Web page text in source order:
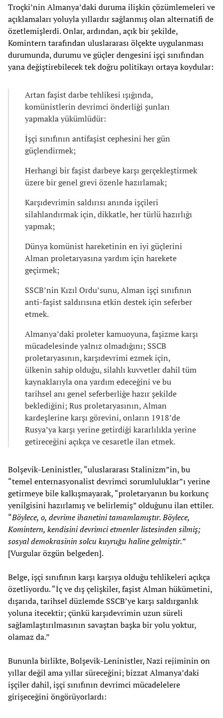
Troçki’nin Almanya’daki duruma ilişkin çözümlemeleri ve
açıklamaları yoluyla yıllardır sağlanmış olan alternatifi de
özetlemişlerdi. Onlar, ardından, açık bir şekilde,
Komintern tarafından uluslararası ölçekte uygulanması
durumunda, durumu ve güçler dengesini işçi sınıfından
yana değiştirebilecek tek doğru politikayı ortaya koydular:
Artan faşist darbe tehlikesi ışığında,
komünistlerin devrimci önderliği şunları
yapmakla yükümlüdür:
İşçi sınıfının antifaşist cephesini her gün
güçlendirmek;
Herhangi bir faşist darbeye karşı gerçekleştirmek
üzere bir genel grevi özenle hazırlamak;
Karşıdevrimin saldırısı anında işçileri
silahlandırmak için, dikkatle, her türlü hazırlığı
yapmak;
Dünya komünist hareketinin en iyi güçlerini
Alman proletaryasına yardım için harekete
geçirmek;
SSCB’nin Kızıl Ordu’sunu, Alman işçi sınıfının
anti-faşist saldırısına etkin destek için seferber
etmek.
Almanya’daki proleter kamuoyuna, faşizme karşı
mücadelesinde yalnız olmadığını; SSCB
proletaryasının, karşıdevrimi ezmek için,
ülkenin sahip olduğu, silahlı kuvvetler dahil tüm
kaynaklarıyla ona yardım edeceğini ve bu
tarihsel anı genel seferberliğe hazır şekilde
beklediğini; Rus proletaryasının, Alman
kardeşlerine karşı görevini, onların 1918’de
Rusya’ya karşı yerine getirdiği kararlılıkla yerine
getireceğini açıkça ve cesaretle ilan etmek.
Bolşevik-Leninistler, “uluslararası Stalinizm”in, bu
“temel enternasyonalist devrimci sorumluluklar”ı yerine
getirmeye bile kalkışmayarak, “proletaryanın bu korkunç
yenilgisini hazırlamış ve belirlemiş” olduğunu ilan ettiler.
“Böylece, o, devrime ihanetini tamamlamıştır. Böylece,
Komintern, kendisini devrimci etmenler listesinden silmiş;
sosyal demokrasinin solcu kuyruğu haline gelmiştir.”
[Vurgular özgün belgeden].
Belge, işçi sınıfının karşı karşıya olduğu tehlikeleri açıkça
özetliyordu. “İç ve dış çelişkiler, faşist Alman hükümetini,
dışarıda, tarihsel düzlemde SSCB’ye karşı saldırganlık
yoluna itecektir; çünkü karşıdevrimin uzun süreli
sağlamlaştırılmasının savaştan başka bir yolu yoktur,
olamaz da.”
Bununla birlikte, Bolşevik-Leninistler, Nazi rejiminin on
yıllar değil ama yıllar süreceğini; bizzat Almanya’daki
işçiler dahil, işçi sınıfının devrimci mücadelelere
girişeceğini öngörüyorlardı: